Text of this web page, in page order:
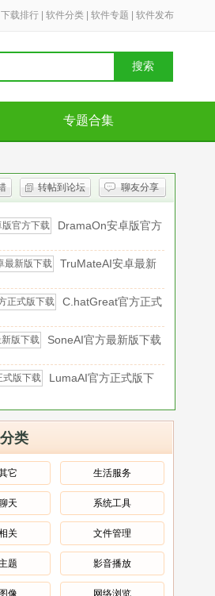
下载排行 软件分类 软件专题 软件发布
搜索
专题合集
转帖到论坛 聊友分享
DramaOn安卓版官方
TruMateAI安卓最新
费版
C.hatGreat官方正式
SoneAI官方最新版下载
LumaAI官方正式版下
节奏盒子The
Hotel模组安卓版
v0.5.7
RoleMasterAI安卓版
v1.4.2最新版
Stellaris X器软件
官方正版下载
v86.0.05免费版
SeadanceAI安卓版
官方下载 v1.0.3最
类
它 生活服务
天 系统工具
关 文件管理
题 影音播放
像 网络浏览